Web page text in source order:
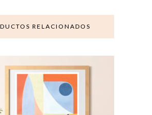
RELACIONADOS